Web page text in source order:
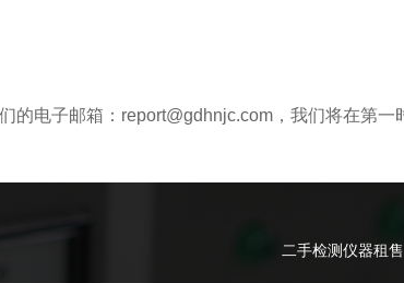
的电子邮箱：report@gdhnjc.com，我们将在第
二手检测仪器租售